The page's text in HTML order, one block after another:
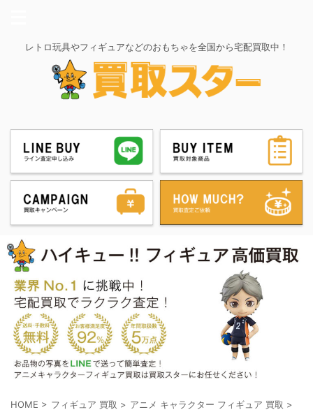
レトロ玩具やフィギュアなどのおもちゃを全国から宅配買取中！
HOME > フィギュア 買取 > アニメ キャラクター フィギュア 買取 >